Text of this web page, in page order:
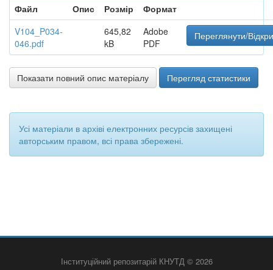
Файл
Опис Розмір
Формат
V104_P034-
046.pdf
645,82
kB
Adobe
PDF
Переглянути/
Показати повний опис матеріалу Перегляд статистики
Усі матеріали в архіві електронних ресурсів захищені
авторським правом, всі права збережені.
Інституційний репозитарій КНУТД © 2026